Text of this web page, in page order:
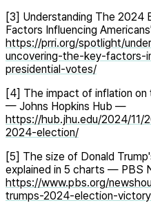
[3] Understanding The 2024
Factors Influencing
https://prri.org/spotlight/
uncovering-the-key-factors-
presidential-votes/
[4] The impact of inflation
— Johns Hopkins Hub —
https://hub.jhu.edu/2024/11/
2024-election/
[5] The size of Donald
explained in 5 charts — PBS
https://www.pbs.org/
trumps-2024-election-